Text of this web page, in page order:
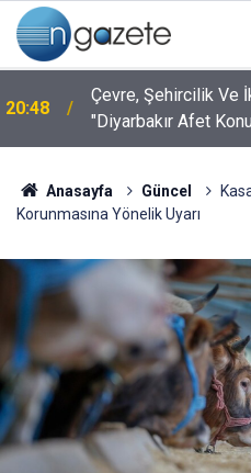
20:48
Çevre, Şehircilik Ve
"Diyarbakır Afet
Anasayfa Güncel
Korunmasına Yönelik Uyarı